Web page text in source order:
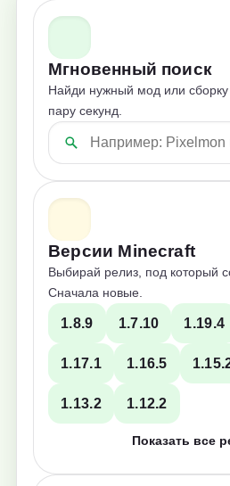
Мгновенный поиск
Найди нужный мод или
пару секунд.
Версии Minecraft
Выбирай релиз, под который
Сначала новые.
1.8.9 1.7.10 1.19.4
1.17.1 1.16.5
1.13.2 1.12.2
Показать все